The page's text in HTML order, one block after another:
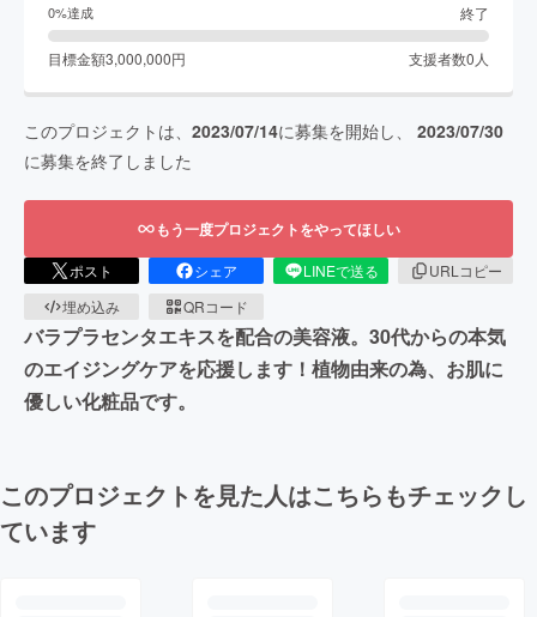
0%達成 終了
目標金額3,000,000円 支援者数0 人
このプロジェクトは、 2023/07/14に募集を開始し、 2023/07/30
に募集を終了しました
もう一度プロジェクトをやってほしい
ポスト シェア LINEで送る
URLコピー
埋め込み
QRコード
バラプラセンタエキスを配合の美容液。30代からの本気
のエイジングケアを応援します！植物由来の為、お肌に
優しい化粧品です。
このプロジェクトを見た人はこちらもチェックし
ています